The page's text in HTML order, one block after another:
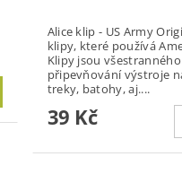
Alice klip - US Army Originální Alice
klipy, které používá
Klipy jsou
připevňování výstroje
treky, batohy, aj....
39 Kč